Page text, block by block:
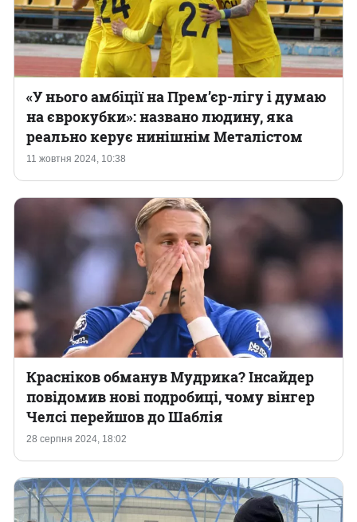
11 жовтня 2024, 10:38
«У нього амбіції на Прем’єр-лігу і думаю
на єврокубки»: названо людину, яка
реально керує нинішнім Металістом
28 серпня 2024, 18:02
Красніков обманув Мудрика? Інсайдер
повідомив нові подробиці, чому вінгер
Челсі перейшов до Шаблія